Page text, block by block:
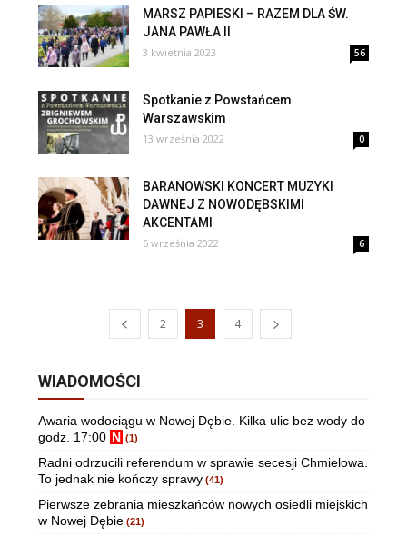
MARSZ PAPIESKI – RAZEM DLA ŚW.
JANA PAWŁA II
3 kwietnia 2023 56
Spotkanie z Powstańcem
Warszawskim
13 września 2022 0
BARANOWSKI KONCERT MUZYKI
DAWNEJ Z NOWODĘBSKIMI
AKCENTAMI
6 września 2022 6
2 3 4
WIADOMOŚCI
Awaria wodociągu w Nowej Dębie. Kilka ulic bez wody do
godz. 17:00 N (1)
Radni odrzucili referendum w sprawie secesji Chmielowa.
To jednak nie kończy sprawy (41)
Pierwsze zebrania mieszkańców nowych osiedli miejskich
w Nowej Dębie (21)